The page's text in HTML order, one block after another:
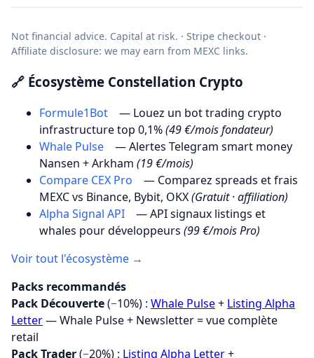
Not financial advice. Capital at risk. · Stripe checkout ·
Affiliate disclosure: we may earn from MEXC links.
🔗 Écosystème Constellation Crypto
Formule1Bot
— Louez un bot trading crypto
infrastructure top 0,1%(49 €/mois fondateur)
Whale Pulse
— Alertes Telegram smart money
Nansen + Arkham (19 €/mois)
Compare CEX Pro
— Comparez spreads et frais
MEXC vs Binance, Bybit, OKX(Gratuit · affiliation)
Alpha Signal API
— API signaux listings et
whales pour développeurs (99 €/mois Pro)
Voir tout l'écosystème →
Packs recommandés
Pack Découverte(−10%) : Whale Pulse+ Listing Alpha
Letter— Whale Pulse + Newsletter = vue complète
retail
Pack Trader(−20%) : Listing Alpha Letter+